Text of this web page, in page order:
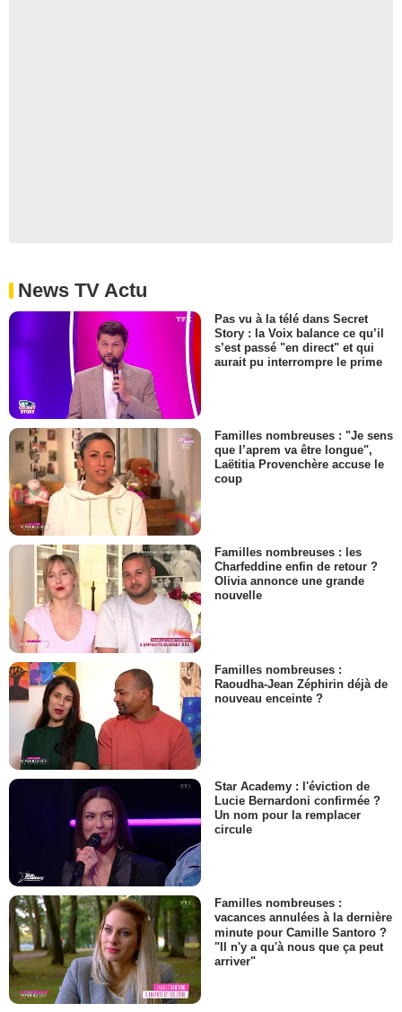
News TV Actu
Pas vu à la télé dans Secret
Story : la Voix balance ce qu’il
s’est passé "en direct" et qui
aurait pu interrompre le prime
Familles nombreuses : "Je sens
que l’aprem va être longue",
Laëtitia Provenchère accuse le
coup
Familles nombreuses : les
Charfeddine enfin de retour ?
Olivia annonce une grande
nouvelle
Familles nombreuses :
Raoudha-Jean Zéphirin déjà de
nouveau enceinte ?
Star Academy : l'éviction de
Lucie Bernardoni confirmée ?
Un nom pour la remplacer
circule
Familles nombreuses :
vacances annulées à la dernière
minute pour Camille Santoro ?
"Il n'y a qu'à nous que ça peut
arriver"